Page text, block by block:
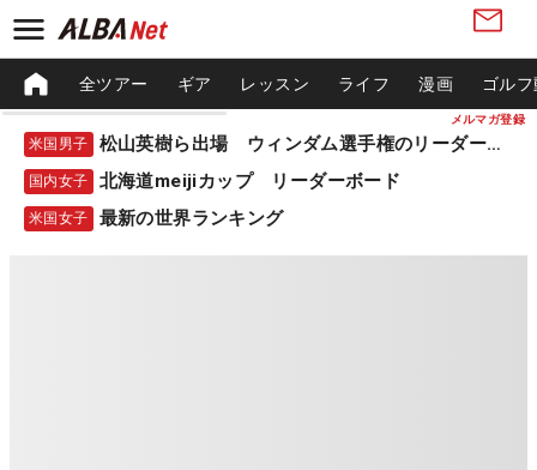
メルマガ登録
全ツアー ギア レッスン ライフ 漫画 ゴル
米国男子 松山英樹ら出場 ウィンダム選手権のリーダーボード
国内女子 北海道meijiカップ リーダーボード
米国女子 最新の世界ランキング